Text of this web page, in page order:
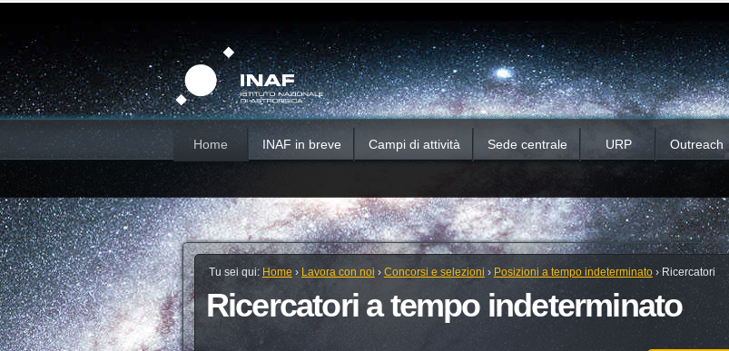
contenuti.
Salta
alla
navigazione
Home INAF in breve Campi di attività Sede centrale URP Outreach
Tu sei qui: Home › Lavora con noi › Concorsi e selezioni › Posizioni a tempo indeterminato › Ricercatori
Ricercatori a tempo indeterminato